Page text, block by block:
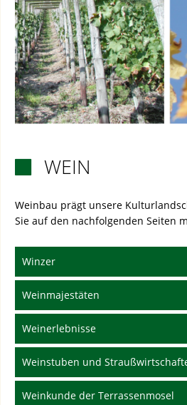
WEIN
Weinbau prägt unsere
Sie auf den nachfolgenden Seiten
Winzer
Weinmajestäten
Weinerlebnisse
Weinstuben und
Weinkunde der Terrassenmosel